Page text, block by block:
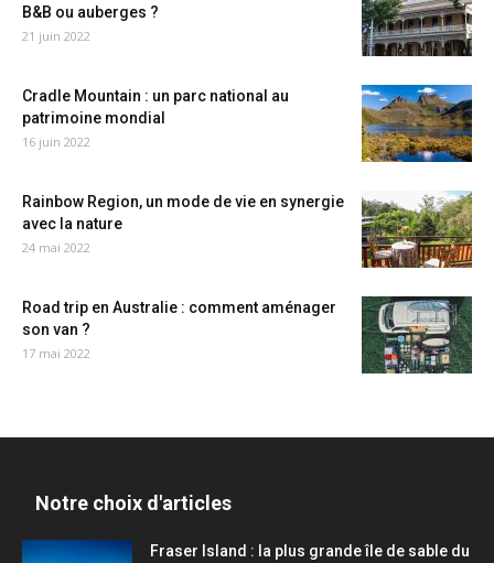
B&B ou auberges ?
21 juin 2022
Cradle Mountain : un parc national au
patrimoine mondial
16 juin 2022
Rainbow Region, un mode de vie en synergie
avec la nature
24 mai 2022
Road trip en Australie : comment aménager
son van ?
17 mai 2022
Notre choix d'articles
Fraser Island : la plus grande île de sable du